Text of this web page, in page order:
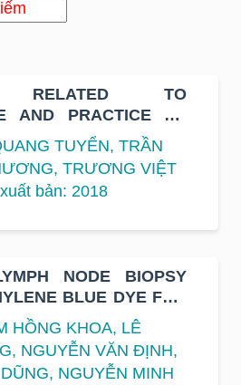
RELATED TO
AND PRACTICE OF
EXAMINATION
EMPLOYEES AT
IN HANOI AND
CITY
TUYỂN, TRẦN
TRƯƠNG VIỆT
bản: 2018
NODE BIOPSY
BLUE DYE FOR
BREAST CANCER AT
HỒNG KHOA, LÊ
NGUYỄN VĂN ĐỊNH,
NGUYỄN MINH